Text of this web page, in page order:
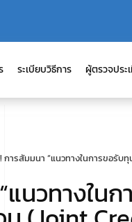
ระเบียบวิธีการ ผู้ตรวจประ
การสัมมนา “แนวทางในการขอรั
แนวทางใ